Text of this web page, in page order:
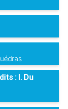
: I. Du